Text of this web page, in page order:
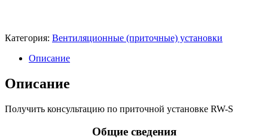
Категория: Вентиляционные (приточные) установки
Описание
Описание
Получить консультацию по приточной установке RW-S
Общие сведения